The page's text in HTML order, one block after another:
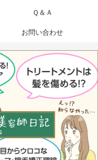
Ｑ＆Ａ
お問い合わせ